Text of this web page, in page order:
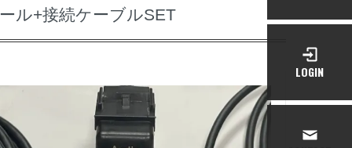
ル+接続ケーブルSET
LOGIN